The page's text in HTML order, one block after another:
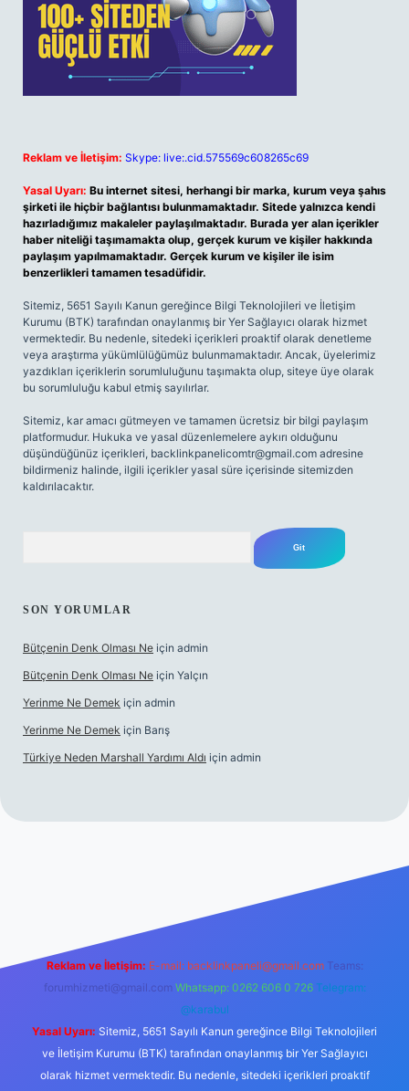
Reklam ve İletişim: Skype: live:.cid.575569c608265c69
Yasal Uyarı: Bu internet sitesi, herhangi bir marka, kurum veya şahıs
şirketi ile hiçbir bağlantısı bulunmamaktadır. Sitede yalnızca kendi
hazırladığımız makaleler paylaşılmaktadır. Burada yer alan içerikler
haber niteliği taşımamakta olup, gerçek kurum ve kişiler hakkında
paylaşım yapılmamaktadır. Gerçek kurum ve kişiler ile isim
benzerlikleri tamamen tesadüfidir.
Sitemiz, 5651 Sayılı Kanun gereğince Bilgi Teknolojileri ve İletişim
Kurumu (BTK) tarafından onaylanmış bir Yer Sağlayıcı olarak hizmet
vermektedir. Bu nedenle, sitedeki içerikleri proaktif olarak denetleme
veya araştırma yükümlülüğümüz bulunmamaktadır. Ancak, üyelerimiz
yazdıkları içeriklerin sorumluluğunu taşımakta olup, siteye üye olarak
bu sorumluluğu kabul etmiş sayılırlar.
Sitemiz, kar amacı gütmeyen ve tamamen ücretsiz bir bilgi paylaşım
platformudur. Hukuka ve yasal düzenlemelere aykırı olduğunu
düşündüğünüz içerikleri, backlinkpanelicomtr@gmail.com adresine
bildirmeniz halinde, ilgili içerikler yasal süre içerisinde sitemizden
kaldırılacaktır.
SON YORUMLAR
Bütçenin Denk Olması Ne için admin
Bütçenin Denk Olması Ne için Yalçın
Yerinme Ne Demek için admin
Yerinme Ne Demek için Barış
Türkiye Neden Marshall Yardımı Aldı için admin
hiltonbet yeni giriş
Reklam ve İletişim: E-mail: backlinkpaneli@gmail.com Teams:
forumhizmeti@gmail.com Whatsapp: 0262 606 0 726 Telegram:
@karabul
Yasal Uyarı: Sitemiz, 5651 Sayılı Kanun gereğince Bilgi Teknolojileri
ve İletişim Kurumu (BTK) tarafından onaylanmış bir Yer Sağlayıcı
olarak hizmet vermektedir. Bu nedenle, sitedeki içerikleri proaktif